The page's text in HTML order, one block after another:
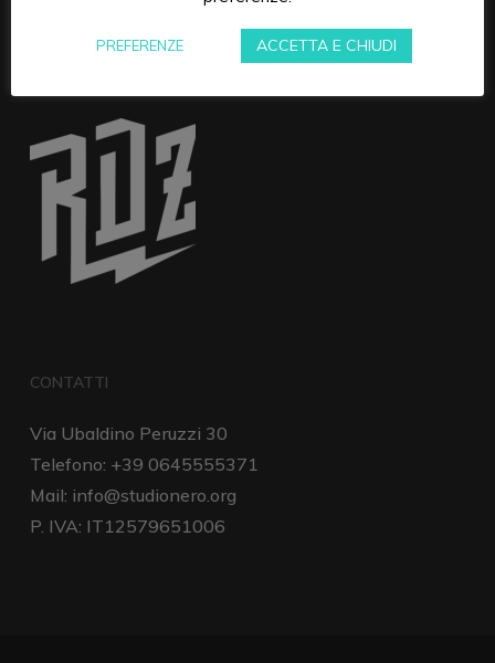
CONTATTI
Via Ubaldino Peruzzi 30
Telefono: +39 0645555371
Mail: info@studionero.org
P. IVA: IT12579651006
PREFERENZE ACCETTA E CHIUDI